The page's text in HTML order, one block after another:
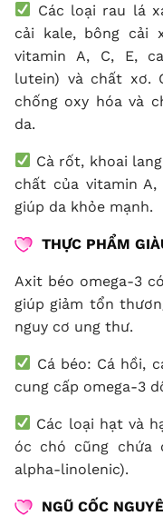
Các loại rau lá
cải kale, bông cải
vitamin A, C, E,
lutein) và chất xơ.
chống oxy hóa và
da.
Cà rốt, khoai
chất của vitamin
giúp da khỏe mạnh.
THỰC PHẨM
Axit béo omega-3
giúp giảm tổn
nguy cơ ung thư.
Cá béo: Cá hồi,
cung cấp omega-3
Các loại hạt và
óc chó cũng chứa
alpha-linolenic).
NGŨ CỐC